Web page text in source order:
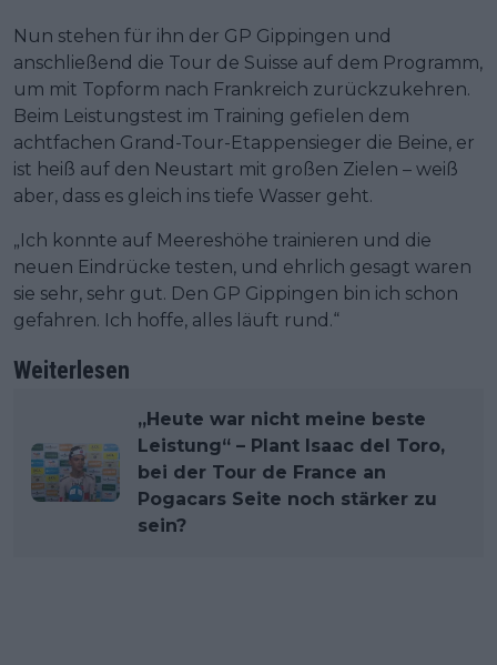
Nun stehen für ihn der GP Gippingen und
anschließend die Tour de Suisse auf dem Programm,
um mit Topform nach Frankreich zurückzukehren.
Beim Leistungstest im Training gefielen dem
achtfachen Grand-Tour-Etappensieger die Beine, er
ist heiß auf den Neustart mit großen Zielen – weiß
aber, dass es gleich ins tiefe Wasser geht.
„Ich konnte auf Meereshöhe trainieren und die
neuen Eindrücke testen, und ehrlich gesagt waren
sie sehr, sehr gut. Den GP Gippingen bin ich schon
gefahren. Ich hoffe, alles läuft rund.“
Weiterlesen
„Heute war nicht meine beste
Leistung“ – Plant Isaac del Toro,
bei der Tour de France an
Pogacars Seite noch stärker zu
sein?